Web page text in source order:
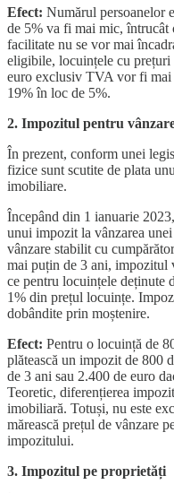
Efect: Numărul persoanelor
de 5% va fi mai mic, întrucât
facilitate nu se vor mai
eligibile, locuințele cu
euro exclusiv TVA vor fi
19% în loc de 5%.
2. Impozitul pentru
În prezent, conform unei
fizice sunt scutite de plata
imobiliare.
Începând din 1 ianuarie
unui impozit la vânzarea
vânzare stabilit cu
mai puțin de 3 ani,
ce pentru locuințele deținute
1% din prețul locuințe.
dobândite prin moștenire.
Efect: Pentru o locuință de
plătească un impozit de 800
de 3 ani sau 2.400 de euro
Teoretic, diferențierea
imobiliară. Totuși, nu este
mărească prețul de vânzare
impozitului.
3. Impozitul pe proprietăți